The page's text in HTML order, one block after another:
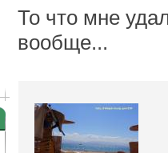
То что мне
вообще...